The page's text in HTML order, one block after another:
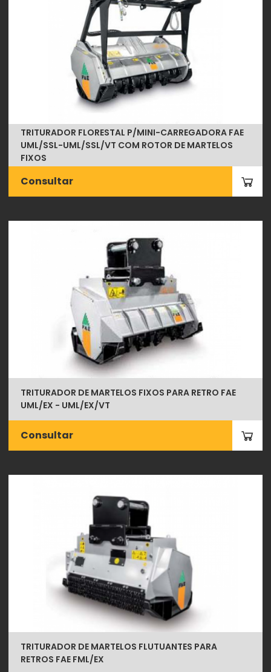
TRITURADOR FLORESTAL P/MINI-CARREGADORA FAE
UML/SSL-UML/SSL/VT COM ROTOR DE MARTELOS
FIXOS
Consultar
TRITURADOR DE MARTELOS FIXOS PARA RETRO FAE
UML/EX - UML/EX/VT
Consultar
TRITURADOR DE MARTELOS FLUTUANTES PARA
RETROS FAE FML/EX